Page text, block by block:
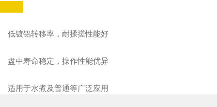
低镀铝转移率，耐揉搓性能好
盘中寿命稳定，操作性能优异
适用于水煮及普通等广泛应用